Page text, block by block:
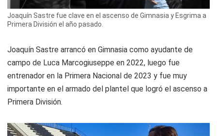
Joaquín Sastre fue clave en el ascenso de Gimnasia y Esgrima a
Primera División el año pasado.
Joaquín Sastre arrancó en Gimnasia como ayudante de
campo de Luca Marcogiuseppe en 2022, luego fue
entrenador en la Primera Nacional de 2023 y fue muy
importante en el armado del plantel que logró el ascenso a
Primera División.